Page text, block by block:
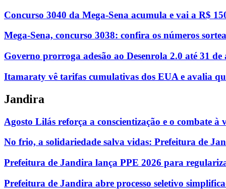
Concurso 3040 da Mega-Sena acumula e vai a R$
Mega-Sena, concurso 3038: confira os números
Governo prorroga adesão ao Desenrola 2.0 até 31
Itamaraty vê tarifas cumulativas dos EUA e avalia
Jandira
Agosto Lilás reforça a conscientização e o combate
No frio, a solidariedade salva vidas: Prefeitura de
Prefeitura de Jandira lança PPE 2026 para
Prefeitura de Jandira abre processo seletivo